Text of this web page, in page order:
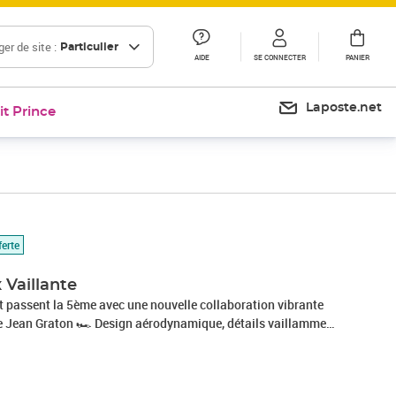
de site : Particulier
AIDE SE CONNECTER PANIER
Prince Laposte.net
Vaillante
passent la 5ème avec une nouvelle collaboration vibrante
Jean Graton 🏎️ Design aérodynamique, détails vaillamment
métalliques sur l'aileron avant... Découvrez cette paire
pour une asymétrie en Pole Position. 🔥 Les CAVAL x